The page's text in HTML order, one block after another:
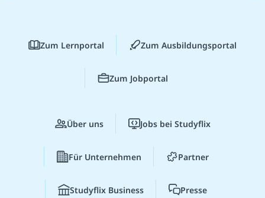
Zum Lernportal Zum Ausbildungsportal
Zum Jobportal
Über uns Jobs bei Studyflix
Für Unternehmen Partner
Studyflix Business Presse